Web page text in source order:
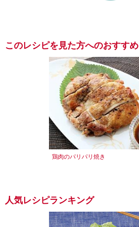
このレシピを見た方へのおすすめ
鶏肉のパリパリ焼き
人気レシピランキング